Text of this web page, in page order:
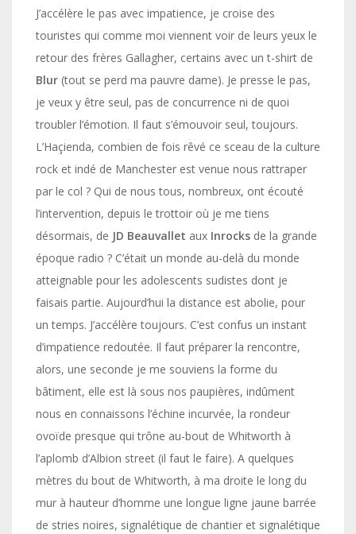
J’accélère le pas avec impatience, je croise des
touristes qui comme moi viennent voir de leurs yeux le
retour des frères Gallagher, certains avec un t-shirt de
Blur (tout se perd ma pauvre dame). Je presse le pas,
je veux y être seul, pas de concurrence ni de quoi
troubler l’émotion. Il faut s’émouvoir seul, toujours.
L’Haçienda, combien de fois rêvé ce sceau de la culture
rock et indé de Manchester est venue nous rattraper
par le col ? Qui de nous tous, nombreux, ont écouté
l’intervention, depuis le trottoir où je me tiens
désormais, de JD Beauvallet aux Inrocks de la grande
époque radio ? C’était un monde au-delà du monde
atteignable pour les adolescents sudistes dont je
faisais partie. Aujourd’hui la distance est abolie, pour
un temps. J’accélère toujours. C’est confus un instant
d’impatience redoutée. Il faut préparer la rencontre,
alors, une seconde je me souviens la forme du
bâtiment, elle est là sous nos paupières, indûment
nous en connaissons l’échine incurvée, la rondeur
ovoïde presque qui trône au-bout de Whitworth à
l’aplomb d’Albion street (il faut le faire). A quelques
mètres du bout de Whitworth, à ma droite le long du
mur à hauteur d’homme une longue ligne jaune barrée
de stries noires, signalétique de chantier et signalétique